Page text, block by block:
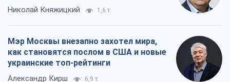
Николай Княжицкий 1,6 т.
Мэр Москвы внезапно захотел мира,
как становятся послом в США и новые
украинские топ-рейтинги
Александр Кирш 6,9 т.